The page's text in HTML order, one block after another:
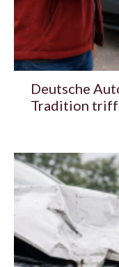
Deutsche
Tradition